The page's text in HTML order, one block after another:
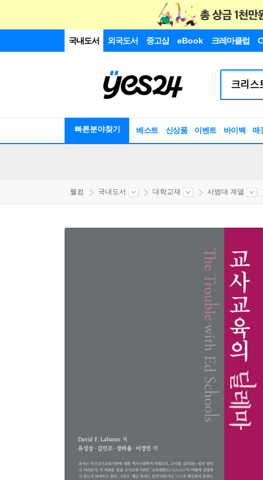
국내도서 외국도서 중고샵 eBook 크레마클럽
빠른분야찾기 베스트 신상품 이벤트 바이백 매
웰컴 국내도서 대학교재 사범대 계열